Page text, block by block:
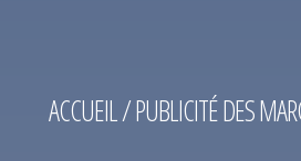
ACCUEIL/PUBLICITÉ DES